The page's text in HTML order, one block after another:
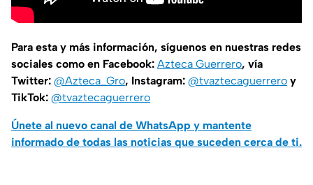
Para esta y más información, síguenos en nuestras redes
sociales como en Facebook: Azteca Guerrero, vía
Twitter: @Azteca_Gro, Instagram: @tvaztecaguerrero y
TikTok: @tvaztecaguerrero
Únete al nuevo canal de WhatsApp y mantente
informado de todas las noticias que suceden cerca de ti.